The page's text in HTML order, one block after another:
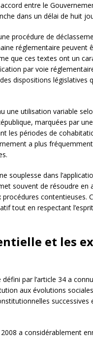
entre le
dans un délai de huit
procédure de
réglementaire peuvent
que ces textes ont un
par voie
dispositions législatives
une utilisation variable
marquées par
les périodes de
a plus
souplesse dans
souvent de résoudre
contentieuses.
tout en respectant
et les
par l’article 34 a
aux évolutions
successives
a considérablement